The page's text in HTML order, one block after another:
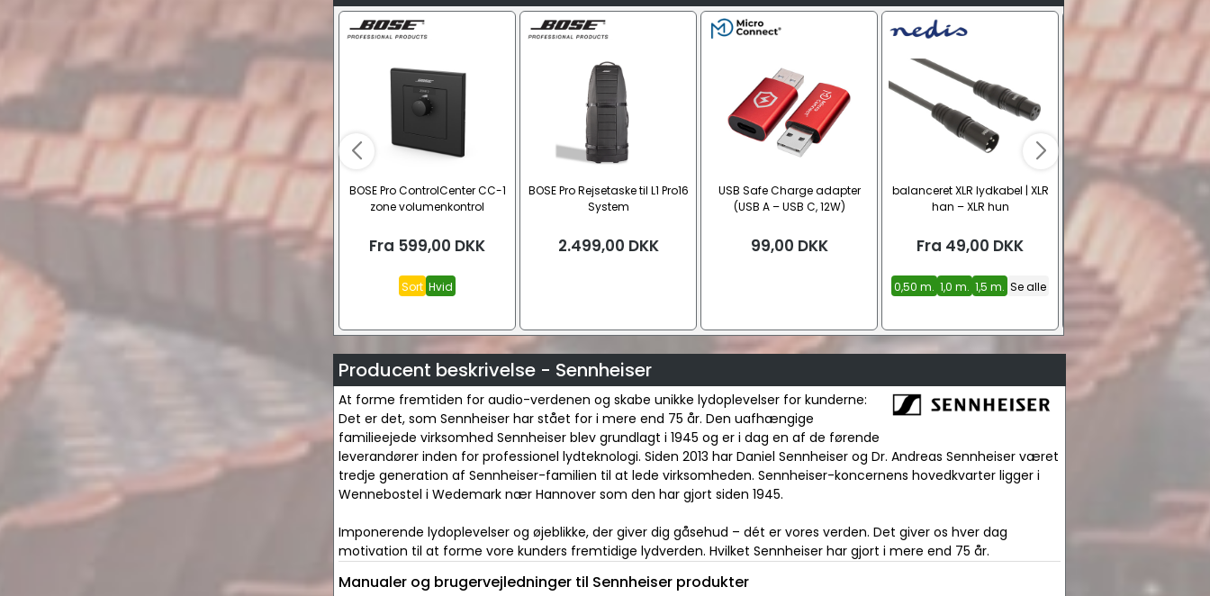
BOSE Pro ControlCenter CC-1
zone volumenkontrol
Fra 599,00 DKK
Sort Hvid
BOSE Pro Rejsetaske til L1 Pro16
System
2.499,00 DKK
USB Safe Charge adapter
(USB A – USB C, 12W)
99,00 DKK
balanceret XLR lydkabel | XLR
han – XLR hun
Fra 49,00 DKK
0,50 m. 1,0 m. 1,5 m. Se alle
BOSE Pro S1 Pro+ trådløs
højttaler inkl. batteri
DKK
Producent beskrivelse - Sennheiser
At forme fremtiden for audio-verdenen og skabe unikke lydoplevelser for kunderne:
Det er det, som Sennheiser har stået for i mere end 75 år. Den uafhængige
familieejede virksomhed Sennheiser blev grundlagt i 1945 og er i dag en af de førende
leverandører inden for professionel lydteknologi. Siden 2013 har Daniel Sennheiser og Dr. Andreas Sennheiser været
tredje generation af Sennheiser-familien til at lede virksomheden. Sennheiser-koncernens hovedkvarter ligger i
Wennebostel i Wedemark nær Hannover som den har gjort siden 1945.
Imponerende lydoplevelser og øjeblikke, der giver dig gåsehud – dét er vores verden. Det giver os hver dag
motivation til at forme vore kunders fremtidige lydverden. Hvilket Sennheiser har gjort i mere end 75 år.
Manualer og brugervejledninger til Sennheiser produkter